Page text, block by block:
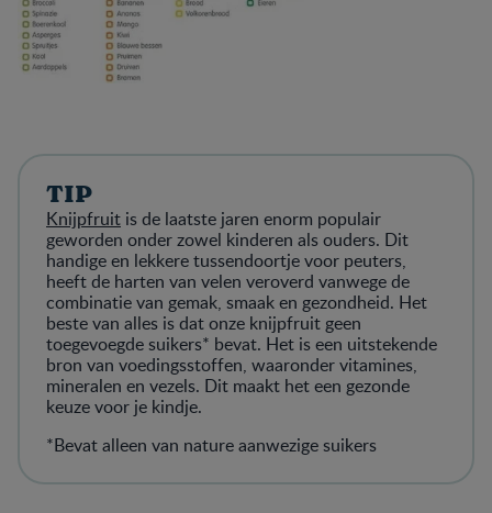
TIP
Knijpfruit is de laatste jaren enorm populair
geworden onder zowel kinderen als ouders. Dit
handige en lekkere tussendoortje voor peuters,
heeft de harten van velen veroverd vanwege de
combinatie van gemak, smaak en gezondheid. Het
beste van alles is dat onze knijpfruit geen
toegevoegde suikers* bevat. Het is een uitstekende
bron van voedingsstoffen, waaronder vitamines,
mineralen en vezels. Dit maakt het een gezonde
keuze voor je kindje.
*Bevat alleen van nature aanwezige suikers